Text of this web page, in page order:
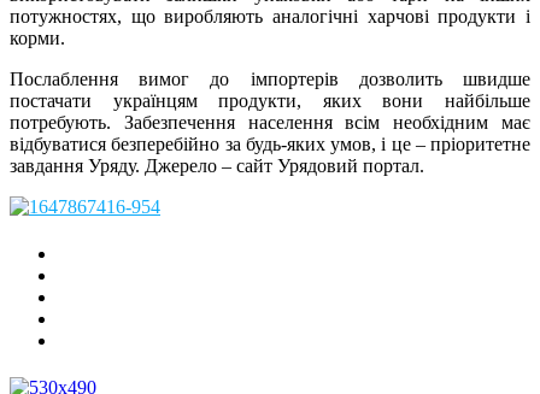
потужностях, що виробляють аналогічні харчові продукти і
корми.
Послаблення вимог до імпортерів дозволить швидше
постачати українцям продукти, яких вони найбільше
потребують. Забезпечення населення всім необхідним має
відбуватися безперебійно за будь-яких умов, і це – пріоритетне
завдання Уряду. Джерело – сайт Урядовий портал.